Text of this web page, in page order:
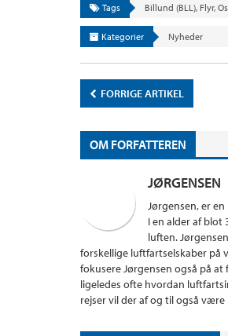
Tags Billund (BLL), Flyr,
Kategorier Nyheder
FORRIGE ARTIKEL
OM FORFATTEREN
JØRGENSEN
Jørgensen, er
I en alder af blot
luften.
forskellige luftfartselskaber på
fokusere Jørgensen også på
ligeledes ofte hvordan
rejser vil der af og til også